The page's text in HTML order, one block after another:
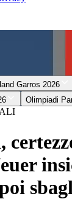
Garros 2026
Olimpiadi